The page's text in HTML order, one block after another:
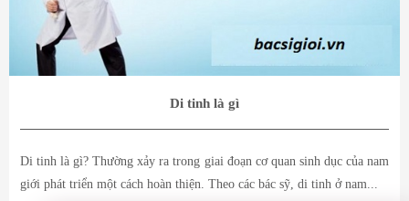
Di tinh là gì
Di tinh là gì? Thường xảy ra trong giai đoạn cơ quan sinh dục của nam
giới phát triển một cách hoàn thiện. Theo các bác sỹ, di tinh ở nam...